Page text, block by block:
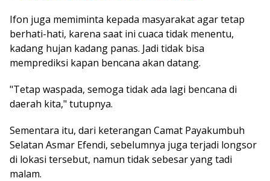
Ifon juga memiminta kepada masyarakat agar tetap
berhati-hati, karena saat ini cuaca tidak menentu,
kadang hujan kadang panas. Jadi tidak bisa
memprediksi kapan bencana akan datang.
"Tetap waspada, semoga tidak ada lagi bencana di
daerah kita," tutupnya.
Sementara itu, dari keterangan Camat Payakumbuh
Selatan Asmar Efendi, sebelumnya juga terjadi longsor
di lokasi tersebut, namun tidak sebesar yang tadi
malam.